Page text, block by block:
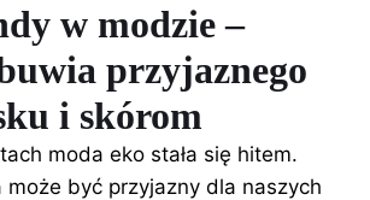
w modzie –
przyjaznego
i skórom
moda eko stała się hitem.
może być przyjazny dla naszych